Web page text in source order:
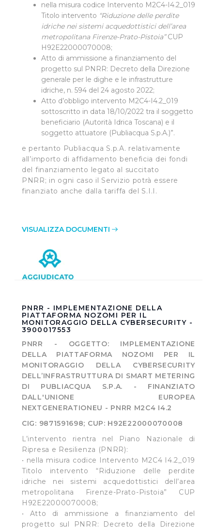
nella misura codice Intervento M2C4-I4.2_019
Titolo intervento “Riduzione delle perdite
idriche nei sistemi acquedottistici dell’area
metropolitana Firenze-Prato-Pistoia”CUP
H92E22000070008;
Atto di ammissione a finanziamento del
progetto sul PNRR: Decreto della Direzione
generale per le dighe e le infrastrutture
idriche, n. 594 del 24 agosto 2022;
Atto d’obbligo intervento M2C4-I4.2_019
sottoscritto in data 18/10/2022 tra il soggetto
beneficiario (Autorità Idrica Toscana) e il
soggetto attuatore (Publiacqua S.p.A.)”.
e pertanto Publiacqua S.p.A. relativamente
all’importo di affidamento beneficia dei fondi
del finanziamento legato al succitato
PNRR; in ogni caso il Servizio potrà essere
finanziato anche dalla tariffa del S.I.I.
VISUALIZZA DOCUMENTI
PNRR - IMPLEMENTAZIONE DELLA
PIATTAFORMA NOZOMI PER IL
MONITORAGGIO DELLA CYBERSECURITY -
3900017553
PNRR - OGGETTO: IMPLEMENTAZIONE
DELLA PIATTAFORMA NOZOMI PER IL
MONITORAGGIO DELLA CYBERSECURITY
DELL’INFRASTRUTTURA DI SMART METERING
DI PUBLIACQUA S.P.A. - FINANZIATO
DALL'UNIONE EUROPEA
NEXTGENERATIONEU - PNRR M2C4 I4.2
CIG: 9871591698; CUP: H92E22000070008
L’intervento rientra nel Piano Nazionale di
Ripresa e Resilienza (PNRR):
• nella misura codice Intervento M2C4 I4.2_019
Titolo intervento “Riduzione delle perdite
idriche nei sistemi acquedottistici dell’area
metropolitana Firenze-Prato-Pistoia” CUP
H92E22000070008;
• Atto di ammissione a finanziamento del
progetto sul PNRR: Decreto della Direzione